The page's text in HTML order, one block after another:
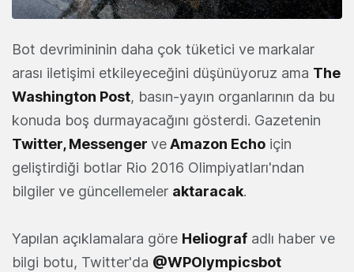
Bot devrimininin daha çok tüketici ve markalar
arası iletişimi etkileyeceğini düşünüyoruz ama The
Washington Post, basın-yayın organlarının da bu
konuda boş durmayacağını gösterdi. Gazetenin
Twitter, Messenger veAmazon Echo için
geliştirdiği botlar Rio 2016 Olimpiyatları'ndan
bilgiler ve güncellemeler aktaracak.
Yapılan açıklamalara göre Heliograf adlı haber ve
bilgi botu, Twitter'da @WPOlympicsbot